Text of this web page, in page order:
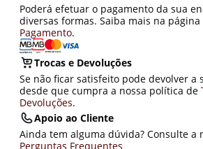
Poderá efetuar o pagamento da sua
diversas formas. Saiba mais na página
Pagamento.
Trocas e Devoluções
Se não ficar satisfeito pode devolver a
desde que cumpra a nossa política de
Devoluções.
Apoio ao Cliente
Ainda tem alguma dúvida? Consulte a
Perguntas Frequentes